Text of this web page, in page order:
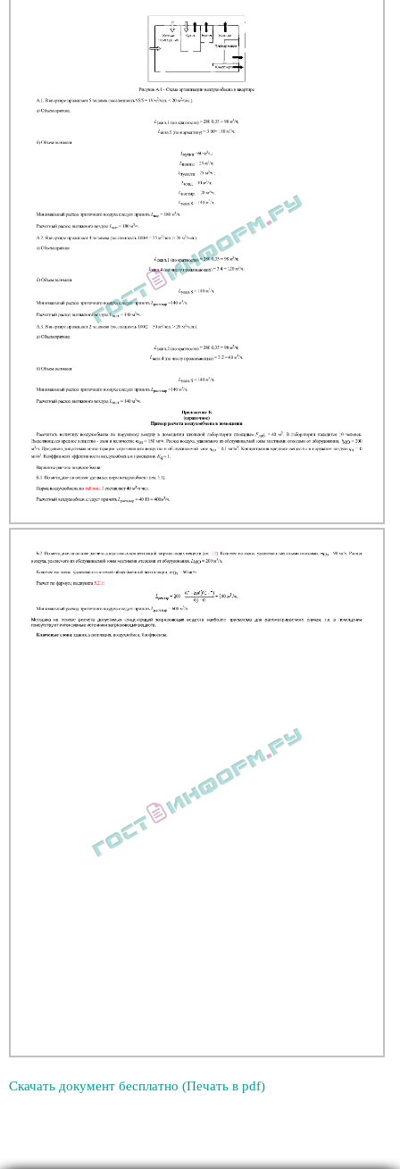
Скачать документ бесплатно (Печать в pdf)